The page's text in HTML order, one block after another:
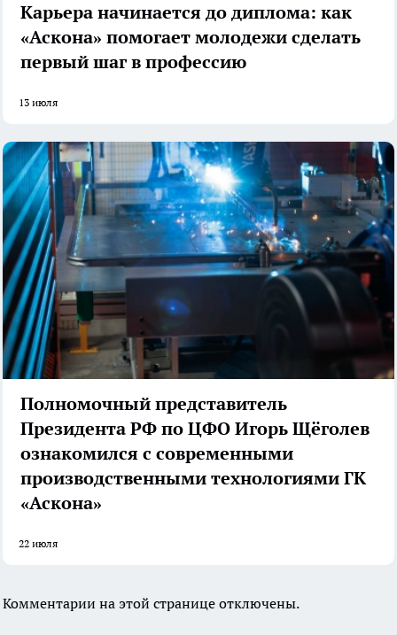
Карьера начинается до диплома: как
«Аскона» помогает молодежи сделать
первый шаг в профессию
13 июля
Полномочный представитель
Президента РФ по ЦФО Игорь Щёголев
ознакомился с современными
производственными технологиями ГК
«Аскона»
22 июля
Комментарии на этой странице отключены.